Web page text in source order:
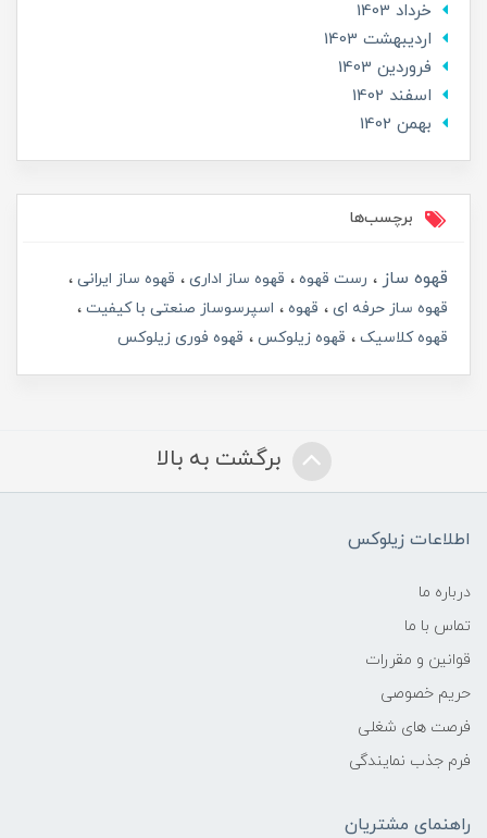
خرداد 1403
ارديبهشت 1403
فروردین 1403
اسفند 1402
بهمن 1402
برچسب‌ها
قهوه ساز رست قهوه قهوه ساز اداری
قهوه ساز ایرانی
قهوه ساز حرفه ای
قهوه
اسپرسوساز صنعتی با کیفیت
قهوه کلاسیک
قهوه زیلوکس قهوه فوری زیلوکس
برگشت به بالا
اطلاعات زیلوکس
درباره ما
تماس با ما
قوانین و مقررات
حریم خصوصی
فرصت های شغلی
فرم جذب نمایندگی
راهنمای مشتریان